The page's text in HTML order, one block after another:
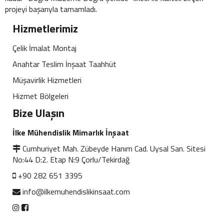
projeyi başarıyla tamamladı.
Hizmetlerimiz
Çelik İmalat Montaj
Anahtar Teslim İnşaat Taahhüt
Müşavirlik Hizmetleri
Hizmet Bölgeleri
Bize Ulaşın
İlke Mühendislik Mimarlık İnşaat
Cumhuriyet Mah. Zübeyde Hanım Cad. Uysal San. Sitesi
No:44 D:2. Etap N:9 Çorlu/Tekirdağ
+90 282 651 3395
info@ilkemuhendislikinsaat.com